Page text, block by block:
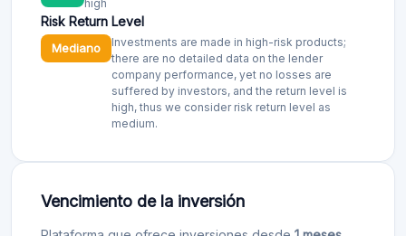
high
Risk Return Level
Mediano
Investments are made in high-risk products;
there are no detailed data on the lender
company performance, yet no losses are
suffered by investors, and the return level is
high, thus we consider risk return level as
medium.
Vencimiento de la inversión